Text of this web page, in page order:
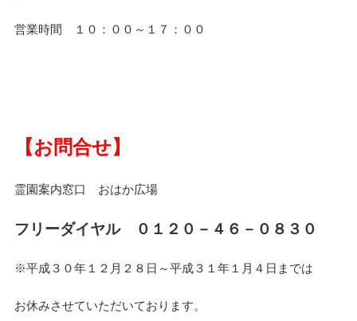
営業時間 １０：００～１７：００
【お問合せ】
霊園案内窓口 おはか広場
フリーダイヤル ０１２０－４６－０８３０
※平成３０年１２月２８日～平成３１年１月４日までは
お休みさせていただいております。